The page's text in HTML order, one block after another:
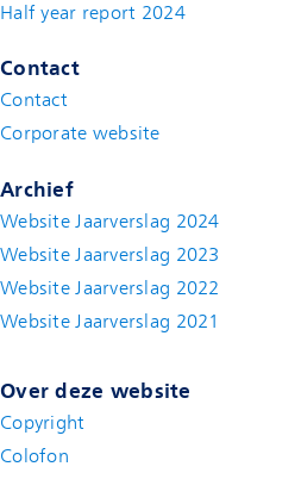
Half year report 2024(new window)
Contact
Contact(new window)
Corporate website
Archief
Website Jaarverslag 2024
Website Jaarverslag 2023
Website Jaarverslag 2022
Website Jaarverslag 2021
Over deze website
Copyright
Colofon